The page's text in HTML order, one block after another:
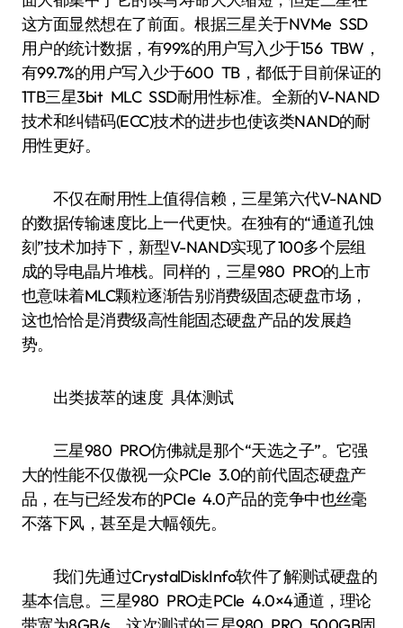
这方面显然想在了前面。根据三星关于NVMe SSD
用户的统计数据，有99%的用户写入少于156 TBW，
有99.7%的用户写入少于600 TB，都低于目前保证的
1TB三星3bit MLC SSD耐用性标准。全新的V-NAND
技术和纠错码(ECC)技术的进步也使该类NAND的耐
用性更好。
不仅在耐用性上值得信赖，三星第六代V-NAND
的数据传输速度比上一代更快。在独有的“通道孔蚀
刻”技术加持下，新型V-NAND实现了100多个层组
成的导电晶片堆栈。同样的，三星980 PRO的上市
也意味着MLC颗粒逐渐告别消费级固态硬盘市场，
这也恰恰是消费级高性能固态硬盘产品的发展趋
势。
出类拔萃的速度 具体测试
三星980 PRO仿佛就是那个“天选之子”。它强
大的性能不仅傲视一众PCIe 3.0的前代固态硬盘产
品，在与已经发布的PCIe 4.0产品的竞争中也丝毫
不落下风，甚至是大幅领先。
我们先通过CrystalDiskInfo软件了解测试硬盘的
基本信息。三星980 PRO走PCle 4.0×4通道，理论